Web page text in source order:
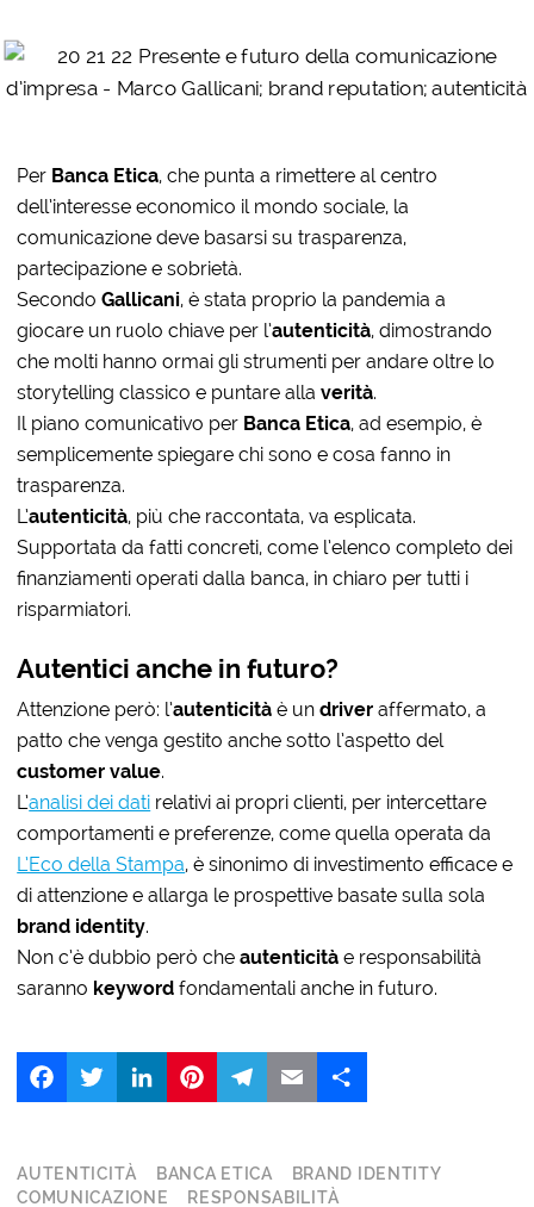
Per Banca Etica, che punta a rimettere al centro
dell’interesse economico il mondo sociale, la
comunicazione deve basarsi su trasparenza,
partecipazione e sobrietà.
SecondoGallicani, è stata proprio la pandemia a
giocare un ruolo chiave per l’autenticità, dimostrando
che molti hanno ormai gli strumenti per andare oltre lo
storytelling classico e puntare allaverità.
Il piano comunicativo per Banca Etica, ad esempio, è
semplicemente spiegare chi sono e cosa fanno in
trasparenza.
L’autenticità, più che raccontata, va esplicata.
Supportata da fatti concreti, come l’elenco completo dei
finanziamenti operati dalla banca, in chiaro per tutti i
risparmiatori.
Autentici anche in futuro?
Attenzione però: l’autenticità è undriver affermato, a
patto che venga gestito anche sotto l’aspetto del
customer value.
L’analisi dei dati relativi ai propri clienti, per intercettare
comportamenti e preferenze, come quella operata da
L’Eco della Stampa, è sinonimo di investimento efficace e
di attenzione e allarga le prospettive basate sulla sola
brand identity.
Non c’è dubbio però cheautenticità e responsabilità
saranno keyword fondamentali anche in futuro.
LinkedIn
AUTENTICITÀ BANCA ETICA
BRAND IDENTITY
COMUNICAZIONE
RESPONSABILITÀ